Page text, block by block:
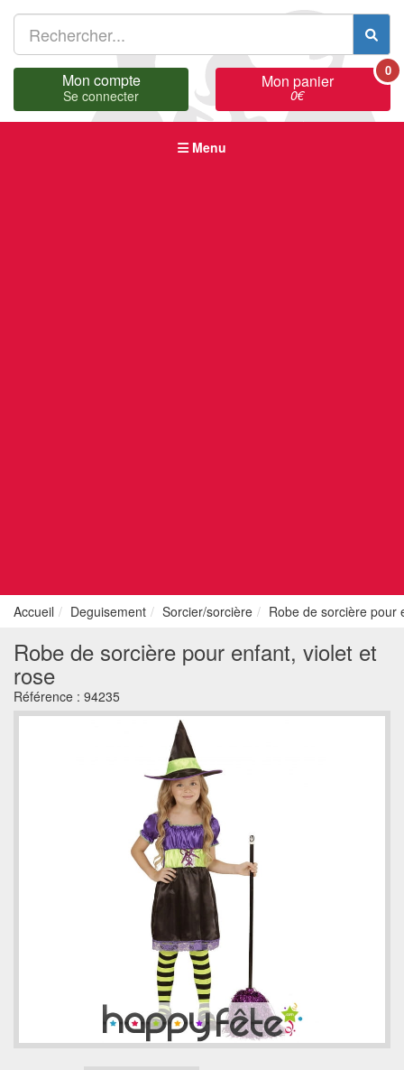
Mon compte
Se connecter
Mon panier
0€
0
Menu
Accueil Deguisement Sorcier/sorcière Robe de sorcière pour
Robe de sorcière pour enfant, violet et
rose
Référence : 94235